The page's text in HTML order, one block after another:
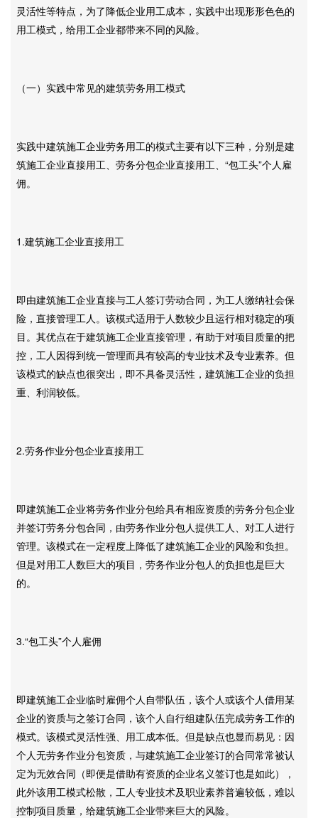
灵活性等特点，为了降低企业用工成本，实践中出现形形色色的
用工模式，给用工企业都带来不同的风险。
（一）实践中常见的建筑劳务用工模式
实践中建筑施工企业劳务用工的模式主要有以下三种，分别是建
筑施工企业直接用工、劳务分包企业直接用工、“包工头”个人雇
佣。
1.建筑施工企业直接用工
即由建筑施工企业直接与工人签订劳动合同，为工人缴纳社会保
险，直接管理工人。该模式适用于人数较少且运行相对稳定的项
目。其优点在于建筑施工企业直接管理，有助于对项目质量的把
控，工人因得到统一管理而具有较高的专业技术及专业素养。但
该模式的缺点也很突出，即不具备灵活性，建筑施工企业的负担
重、利润较低。
2.劳务作业分包企业直接用工
即建筑施工企业将劳务作业分包给具有相应资质的劳务分包企业
并签订劳务分包合同，由劳务作业分包人提供工人、对工人进行
管理。该模式在一定程度上降低了建筑施工企业的风险和负担。
但是对用工人数巨大的项目，劳务作业分包人的负担也是巨大
的。
3.“包工头”个人雇佣
即建筑施工企业临时雇佣个人自带队伍，该个人或该个人借用某
企业的资质与之签订合同，该个人自行组建队伍完成劳务工作的
模式。该模式灵活性强、用工成本低。但是缺点也显而易见：因
个人无劳务作业分包资质，与建筑施工企业签订的合同常常被认
定为无效合同（即便是借助有资质的企业名义签订也是如此），
此外该用工模式松散，工人专业技术及职业素养普遍较低，难以
控制项目质量，给建筑施工企业带来巨大的风险。